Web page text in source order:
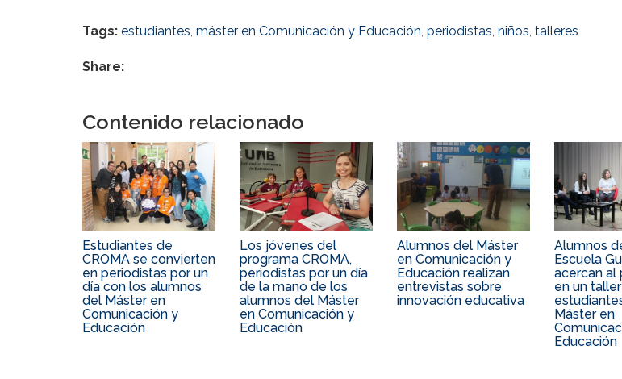
Tags: estudiantes, máster en Comunicación y Educación, periodistas, niños, talleres
Share:
Contenido relacionado
Estudiantes de
CROMA se convierten
en periodistas por un
día con los alumnos
del Máster en
Comunicación y
Educación
Los jóvenes del
programa CROMA,
periodistas por un día
de la mano de los
alumnos del Máster
en Comunicación y
Educación
Alumnos del Máster
en Comunicación y
Educación realizan
entrevistas sobre
innovación educativa
Alumnos
Escuela
acercan al
en un
Máster en
Educación